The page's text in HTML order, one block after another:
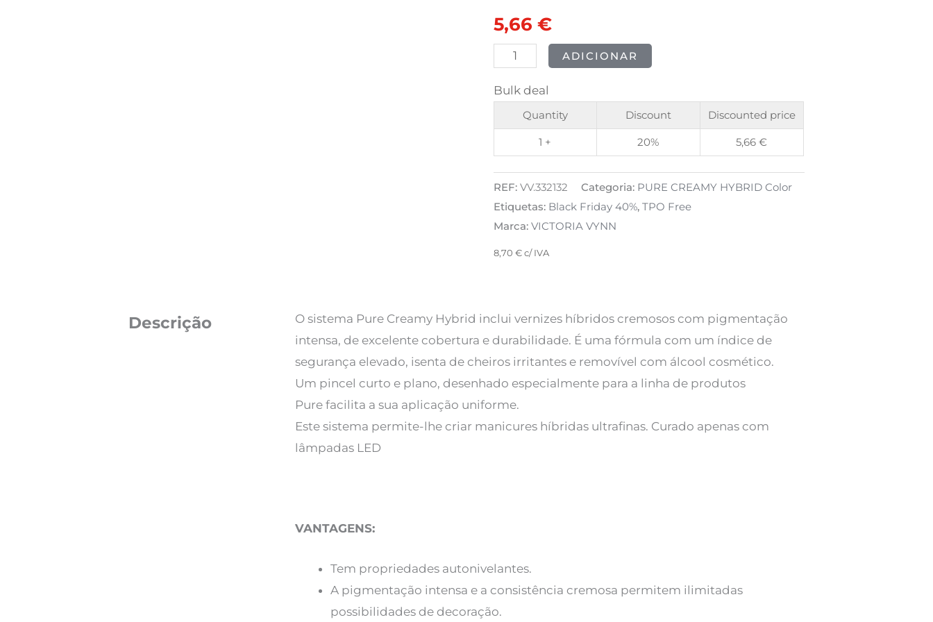
original
era:
5,66 €atual
é:
HYBRID
247
In
8ml
ADICIONAR
Bulk deal
Quantity Discount Discounted price
1 + 20% 5,66€
REF: VV.332132 Categoria: PURE CREAMY HYBRID Color
Etiquetas: Black Friday 40%, TPO Free
Marca: VICTORIA VYNN
8,70 €c/ IVA
Descrição
O sistema Pure Creamy Hybrid inclui vernizes híbridos cremosos com pigmentação
intensa, de excelente cobertura e durabilidade. É uma fórmula com um índice de
segurança elevado, isenta de cheiros irritantes e removível com álcool cosmético.
Um pincel curto e plano, desenhado especialmente para a linha de produtos
Pure facilita a sua aplicação uniforme.
Este sistema permite-lhe criar manicures híbridas ultrafinas. Curado apenas com
lâmpadas LED
VANTAGENS:
Tem propriedades autonivelantes.
A pigmentação intensa e a consistência cremosa permitem ilimitadas
possibilidades de decoração.